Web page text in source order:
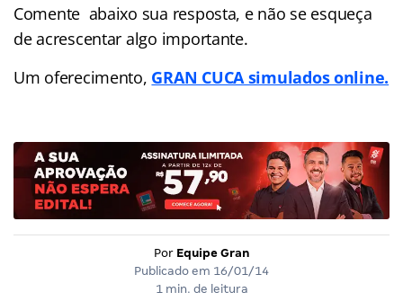
Comente abaixo sua resposta, e não se esqueça
de acrescentar algo importante.
Um oferecimento, GRAN CUCA simulados online.
Por Equipe Gran
Publicado em 16/01/14
1 min. de leitura